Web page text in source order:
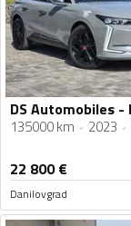
135000 km 2023
22 800€
Danilovgrad